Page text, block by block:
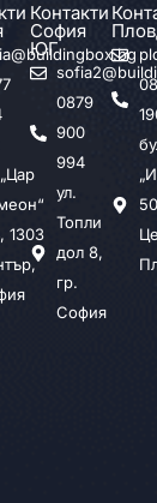
1303
Контакти
София
ЮГ
0879
900
994
ул.
Топли
дол 8,
гр.
София